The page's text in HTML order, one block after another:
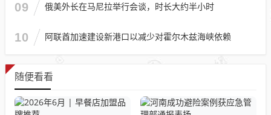
09 俄美外长在马尼拉举行会谈，时长大约半小时
10 阿联酋加速建设新港口以减少对霍尔木兹海峡依赖
随便看看